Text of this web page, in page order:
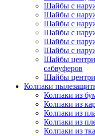
Шайбы с
Шайбы с
Шайбы с
Шайбы с
Шайбы с
Шайбы с
Шайбы
сабвуферов
Шайбы
Колпаки
Колпаки из
Колпаки из
Колпаки из
Колпаки из
Колпаки из